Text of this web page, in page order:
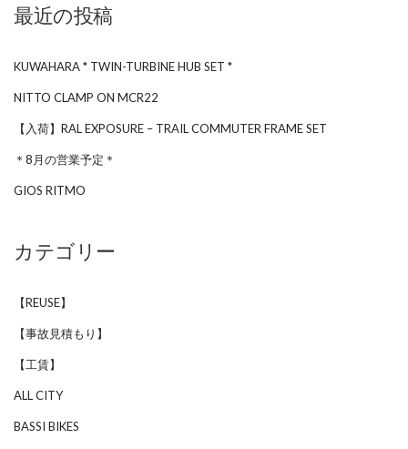
最近の投稿
KUWAHARA * TWIN-TURBINE HUB SET *
NITTO CLAMP ON MCR22
【入荷】RAL EXPOSURE – TRAIL COMMUTER FRAME SET
＊8月の営業予定＊
GIOS RITMO
カテゴリー
【REUSE】
【事故見積もり】
【工賃】
ALL CITY
BASSI BIKES